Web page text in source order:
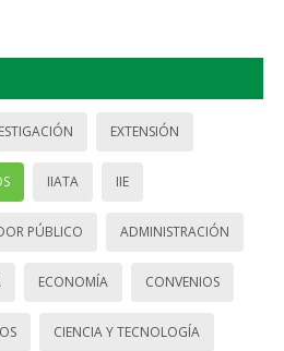
EXTENSIÓN
IIATA IIE
PÚBLICO ADMINISTRACIÓN
ECONOMÍA CONVENIOS
CIENCIA Y TECNOLOGÍA